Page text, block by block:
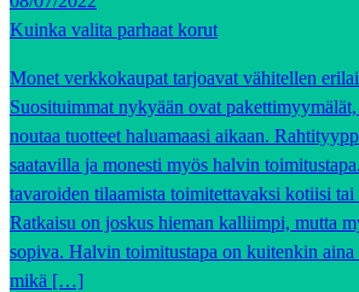
Kuinka valita parhaat korut
Monet verkkokaupat tarjoavat vähitellen
Suosituimmat nykyään ovat
noutaa tuotteet haluamaasi aikaan.
saatavilla ja monesti myös halvin
tavaroiden tilaamista toimitettavaksi kotiisi tai
Ratkaisu on joskus hieman kalliimpi, mutta
sopiva. Halvin toimitustapa on kuitenkin aina
mikä […]